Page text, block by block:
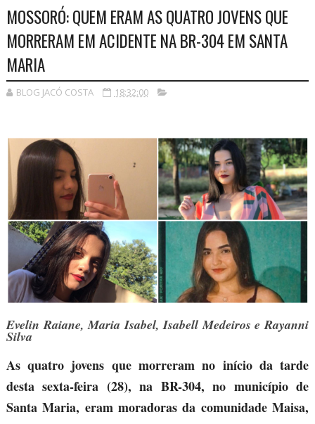
MOSSORÓ: QUEM ERAM AS QUATRO JOVENS QUE
MORRERAM EM ACIDENTE NA BR-304 EM SANTA
MARIA
BLOG JACÓ COSTA 18:32:00
Evelin Raiane, Maria Isabel, Isabell Medeiros e Rayanni
Silva
As quatro jovens que morreram no início da tarde
desta sexta-feira (28), na BR-304, no município de
Santa Maria, eram moradoras da comunidade Maisa,